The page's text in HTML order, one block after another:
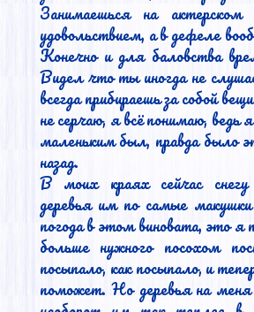
Занимаешься на
удовольствием, а в дефеле
Конечно и для баловства
Видел что ты иногда не
всегда прибираешь за собой
не серчаю, я всё понимаю, ведь
маленьким был, правда было
назад.
В моих краях сейчас
деревья им по самые
погода в этом виновата, это я
больше нужного посохом
посыпало, как посыпало, и
поможет. Но деревья на